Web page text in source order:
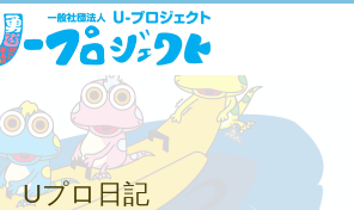
Uプロ日記